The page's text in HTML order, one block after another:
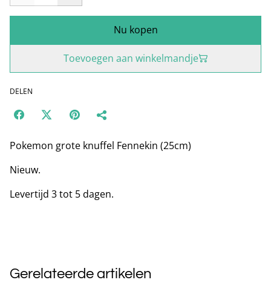
Nu kopen
Toevoegen aan winkelmandje
DELEN
Pokemon grote knuffel Fennekin (25cm)
Nieuw.
Levertijd 3 tot 5 dagen.
Gerelateerde artikelen